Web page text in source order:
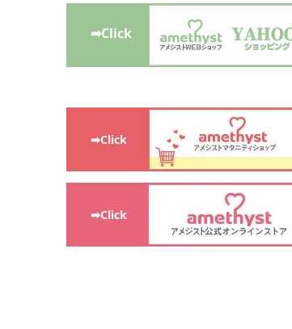
➡Click
➡Click
➡Click